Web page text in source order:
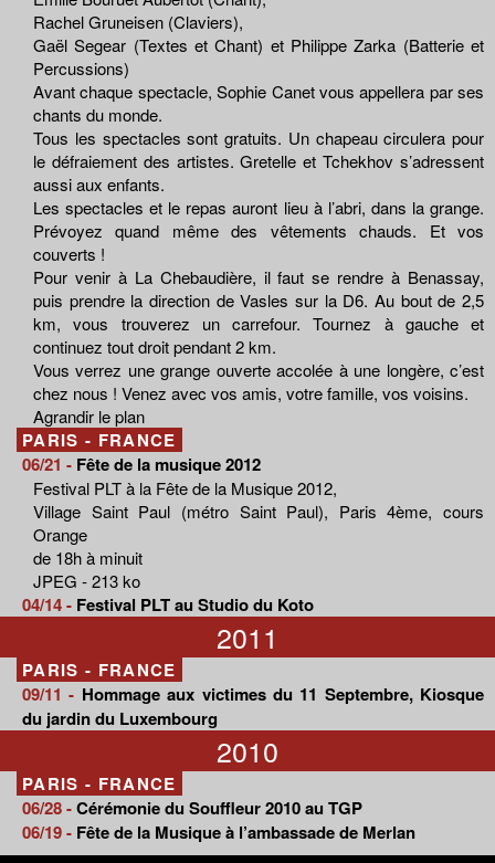
Rachel Gruneisen (Claviers),
Gaël Segear (Textes et Chant) et Philippe Zarka (Batterie et
Percussions)
Avant chaque spectacle, Sophie Canet vous appellera par ses
chants du monde.
Tous les spectacles sont gratuits. Un chapeau circulera pour
le défraiement des artistes. Gretelle et Tchekhov s’adressent
aussi aux enfants.
Les spectacles et le repas auront lieu à l’abri, dans la grange.
Prévoyez quand même des vêtements chauds. Et vos
couverts !
Pour venir à La Chebaudière, il faut se rendre à Benassay,
puis prendre la direction de Vasles sur la D6. Au bout de 2,5
km, vous trouverez un carrefour. Tournez à gauche et
continuez tout droit pendant 2 km.
Vous verrez une grange ouverte accolée à une longère, c’est
chez nous ! Venez avec vos amis, votre famille, vos voisins.
Agrandir le plan
PARIS - FRANCE
06/21 - Fête de la musique 2012
Festival PLT à la Fête de la Musique 2012,
Village Saint Paul (métro Saint Paul), Paris 4ème, cours
Orange
de 18h à minuit
JPEG - 213 ko
04/14 - Festival PLT au Studio du Koto
2011
PARIS - FRANCE
09/11 - Hommage aux victimes du 11 Septembre, Kiosque
du jardin du Luxembourg
2010
PARIS - FRANCE
06/28 -Cérémonie du Souffleur 2010 au TGP
06/19 - Fête de la Musique à l’ambassade de Merlan